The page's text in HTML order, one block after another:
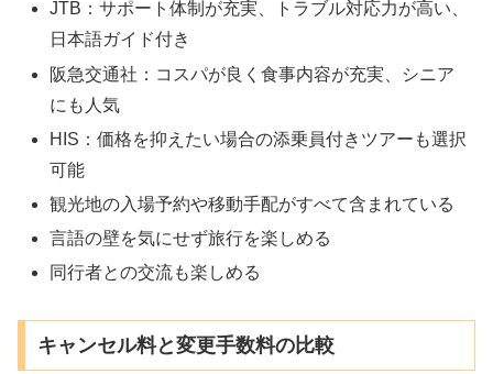
JTB：サポート体制が充実、トラブル対応力が高い、
日本語ガイド付き
阪急交通社：コスパが良く食事内容が充実、シニア
にも人気
HIS：価格を抑えたい場合の添乗員付きツアーも選択
可能
観光地の入場予約や移動手配がすべて含まれている
言語の壁を気にせず旅行を楽しめる
同行者との交流も楽しめる
キャンセル料と変更手数料の比較